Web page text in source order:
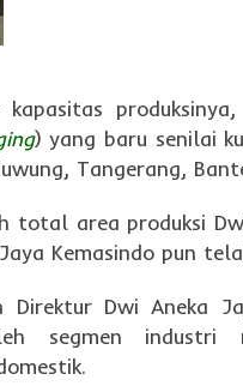
) yang baru senilai
Tangerang,
area produksi
Kemasindo pun
Direktur Dwi Aneka
segmen industri